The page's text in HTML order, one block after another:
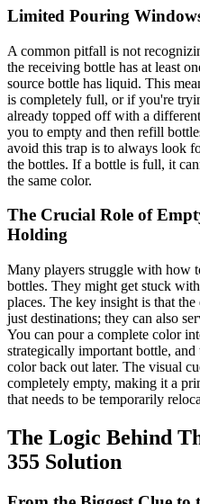
Limited Pouring
A common pitfall is not
the receiving bottle has at least
source bottle has liquid. This
is completely full, or if you're
already topped off with a
you to empty and then refill
avoid this trap is to always look
the bottles. If a bottle is full, it
the same color.
The Crucial Role of
Holding
Many players struggle with how
bottles. They might get stuck
places. The key insight is that
just destinations; they can also
You can pour a complete color
strategically important bottle,
color back out later. The visual
completely empty, making it a
that needs to be temporarily
The Logic Behind
355 Solution